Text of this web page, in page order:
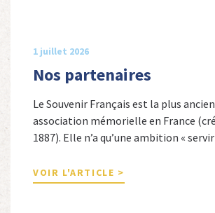
1 juillet 2026
Nos partenaires
Le Souvenir Français est la plus
association mémorielle en France
1887). Elle n’a qu’une ambition «
nationale de la France. Afin
Le Souvenir Français entretient des
VOIR L'ARTICLE >